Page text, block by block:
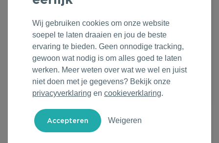
Technologie & Gadgets
Home & Living
Duurzame Bestsellers
Daarom Duurzaam
Oranjefeest
Vakantie & Zomer
Back to Routine
Herfstmomenten
Sinterklaas
Roll'Eat
Samsonite
Stanley/Stella
Tony's Chocolonely
Wij gebruiken cookies om onze website
soepel te laten draaien en jou de beste
ervaring te bieden. Geen onnodige tracking,
gewoon wat nodig is om alles goed te laten
werken. Meer weten over wat we wel en juist
niet doen met je gegevens? Bekijk onze
privacyverklaring en cookieverklaring.
Weigeren